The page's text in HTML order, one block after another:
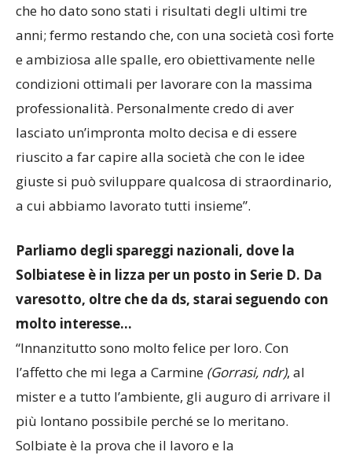
che ho dato sono stati i risultati degli ultimi tre
anni; fermo restando che, con una società così forte
e ambiziosa alle spalle, ero obiettivamente nelle
condizioni ottimali per lavorare con la massima
professionalità. Personalmente credo di aver
lasciato un’impronta molto decisa e di essere
riuscito a far capire alla società che con le idee
giuste si può sviluppare qualcosa di straordinario,
a cui abbiamo lavorato tutti insieme”.
Parliamo degli spareggi nazionali, dove la
Solbiatese è in lizza per un posto in Serie D. Da
varesotto, oltre che da ds, starai seguendo con
molto interesse…
“Innanzitutto sono molto felice per loro. Con
l’affetto che mi lega a Carmine (Gorrasi, ndr), al
mister e a tutto l’ambiente, gli auguro di arrivare il
più lontano possibile perché se lo meritano.
Solbiate è la prova che il lavoro e la